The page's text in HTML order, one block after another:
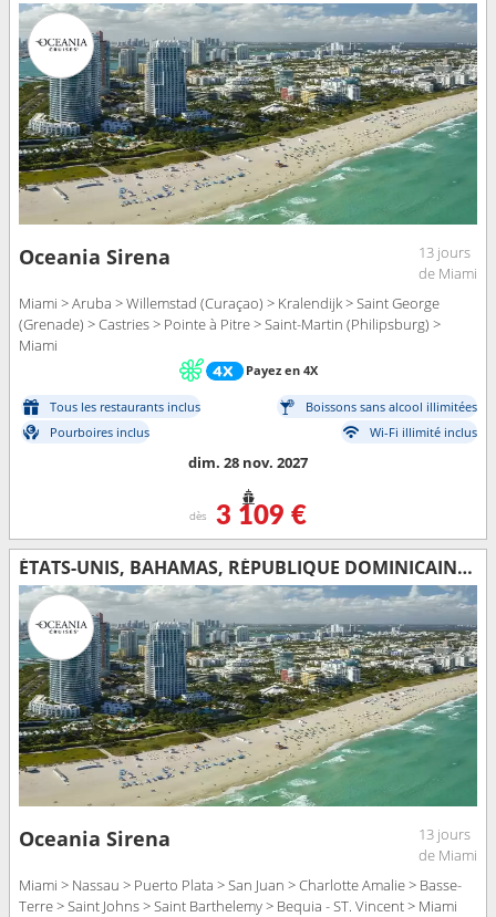
Oceania Sirena
13 jours
de Miami
Miami > Aruba > Willemstad (Curaçao) > Kralendijk > Saint George
(Grenade) > Castries > Pointe à Pitre > Saint-Martin (Philipsburg) >
Miami
Payez en 4X
Tous les restaurants inclus
Boissons sans alcool illimitées
Pourboires inclus
Wi-Fi illimité inclus
dim. 28 nov. 2027
dès 3 109 €
ÉTATS-UNIS, BAHAMAS, RÉPUBLIQUE DOMINICAINE, PORTO RICO, GUADELOUPE, ANTIGUA-ET-BARBUDA, FRANCE, SAINT VINCENT-ET-LES-GRENADINES
Oceania Sirena
13 jours
de Miami
Miami > Nassau > Puerto Plata > San Juan > Charlotte Amalie > Basse-
Terre > Saint Johns > Saint Barthelemy > Bequia - ST. Vincent > Miami